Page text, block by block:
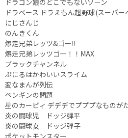
ドラゴン娘のどこでもないゾーン
ドラベース ドラえもん超野球(スーパ
にじさんじ
のんきくん
爆走兄弟レッツ&ゴー!!
爆走兄弟レッツゴー！！MAX
ブラックチャンネル
ぷにるはかわいいスライム
変なまんが列伝
ペンギンの問題
星のカービィ デデデでプププなものが
炎の闘球児 ドッジ弾平
炎の闘球女 ドッジ弾子
ポケットモンスター